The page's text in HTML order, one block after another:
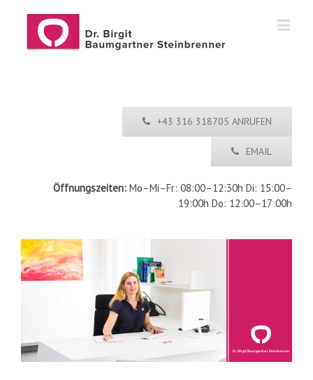
+43 316 318705 ANRUFEN
EMAIL
Öffnungszeiten: Mo–Mi–Fr: 08:00–12:30h Di: 15:00–
19:00h Do: 12:00–17:00h